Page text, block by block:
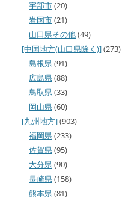
宇部市(20)
岩国市(21)
山口県その他(49)
[中国地方(山口県除く)](273)
島根県(91)
広島県(88)
鳥取県(33)
岡山県(60)
[九州地方](903)
福岡県(233)
佐賀県(95)
大分県(90)
長崎県(158)
熊本県(81)